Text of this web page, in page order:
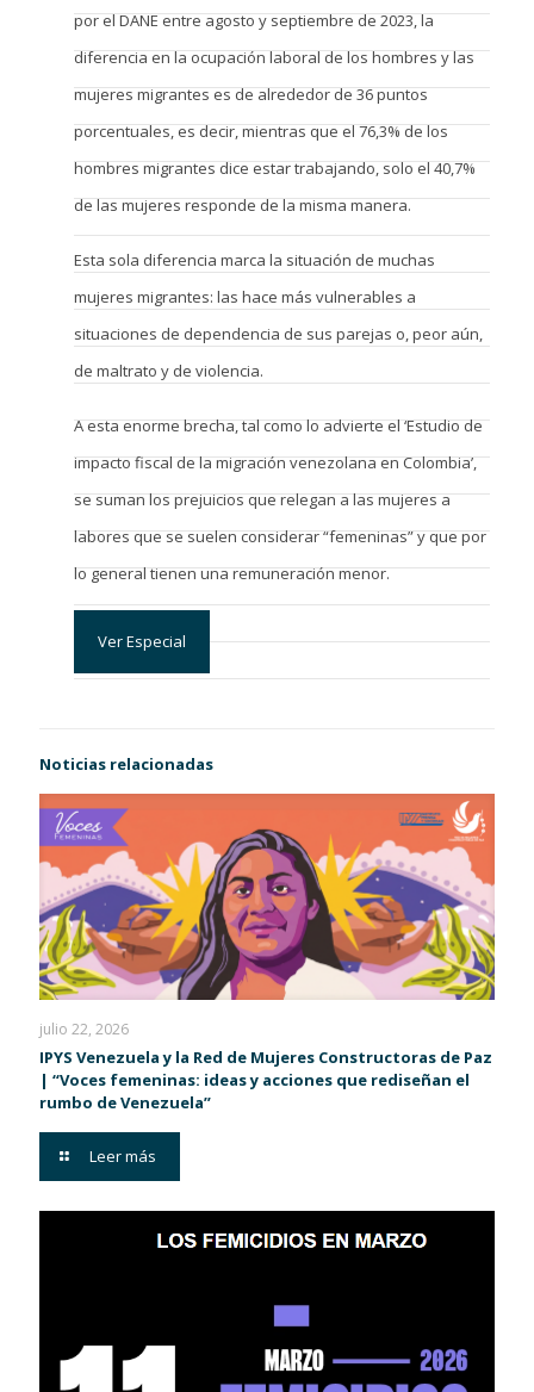
por el DANE entre agosto y septiembre de 2023, la
diferencia en la ocupación laboral de los hombres y las
mujeres migrantes es de alrededor de 36 puntos
porcentuales, es decir, mientras que el 76,3% de los
hombres migrantes dice estar trabajando, solo el 40,7%
de las mujeres responde de la misma manera.
Esta sola diferencia marca la situación de muchas
mujeres migrantes: las hace más vulnerables a
situaciones de dependencia de sus parejas o, peor aún,
de maltrato y de violencia.
A esta enorme brecha, tal como lo advierte el ‘Estudio de
impacto fiscal de la migración venezolana en Colombia’,
se suman los prejuicios que relegan a las mujeres a
labores que se suelen considerar “femeninas” y que por
lo general tienen una remuneración menor.
Ver Especial
Noticias relacionadas
julio 22, 2026
IPYS Venezuela y la Red de Mujeres Constructoras de Paz
| “Voces femeninas: ideas y acciones que rediseñan el
rumbo de Venezuela”
Leer más